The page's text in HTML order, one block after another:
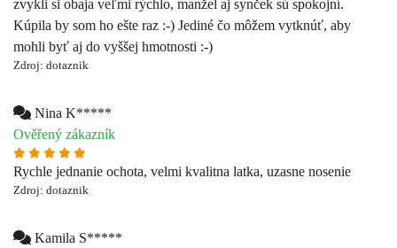
Ověřený zákazník
Rychle jednanie ochota, velmi kvalitna latka, uzasne nosenie
Zdroj: dotaznik
Kamila S*****
Ověřený zákazník
Líbí se mi design a praktičnost.
Zdroj: dotaznik
Anna Č*****